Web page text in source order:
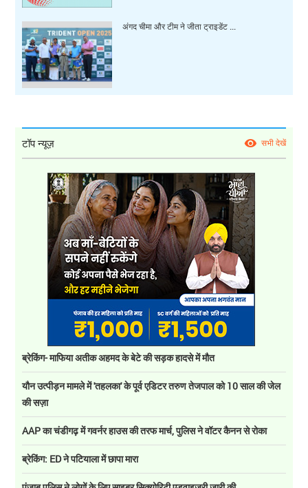
अंगद चीमा और टीम ने जीता ट्राइडेंट ...
टॉप न्यूज़ सभी देखें
ब्रेकिंग- माफिया अतीक अहमद के बेटे की सड़क हादसे में मौत
यौन उत्पीड़न मामले में 'तहलका' के पूर्व एडिटर तरुण तेजपाल को 10 साल की जेल
की सज़ा
AAP का चंडीगढ़ में गवर्नर हाउस की तरफ मार्च, पुलिस ने वॉटर कैनन से रोका
ब्रेकिंग: ED ने पटियाला में छापा मारा